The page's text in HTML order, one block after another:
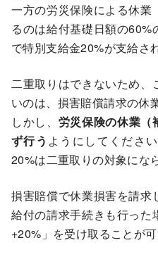
一方の労災保険による休
るのは給付基礎日額の
で特別支給金20%が支給さ
二重取りはできないため
いのは、損害賠償請求の休
しかし、 労災保険の休業（
ず行う ようにしてくださ
20%は二重取りの対象にな
損害賠償で休業損害を請求
給付の請求手続きも行っ
+20%」を受け取ることが可